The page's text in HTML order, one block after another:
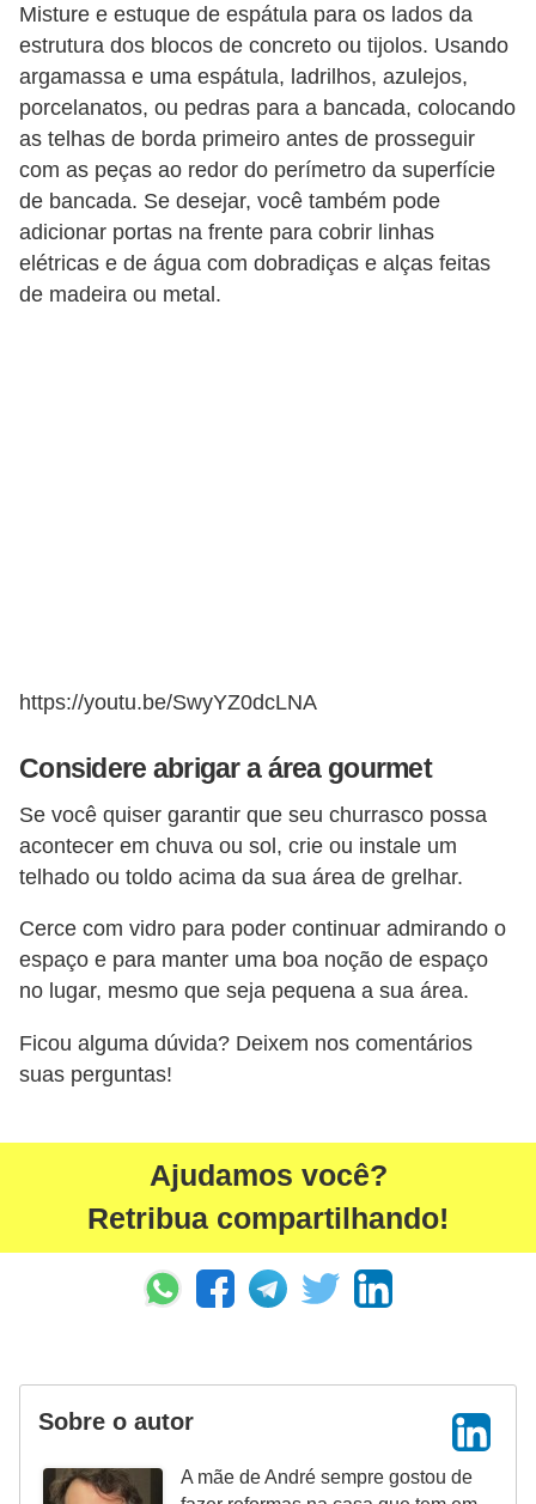
Misture e estuque de espátula para os lados da
estrutura dos blocos de concreto ou tijolos. Usando
argamassa e uma espátula, ladrilhos, azulejos,
porcelanatos, ou pedras para a bancada, colocando
as telhas de borda primeiro antes de prosseguir
com as peças ao redor do perímetro da superfície
de bancada. Se desejar, você também pode
adicionar portas na frente para cobrir linhas
elétricas e de água com dobradiças e alças feitas
de madeira ou metal.
https://youtu.be/SwyYZ0dcLNA
Considere abrigar a área gourmet
Se você quiser garantir que seu churrasco possa
acontecer em chuva ou sol, crie ou instale um
telhado ou toldo acima da sua área de grelhar.
Cerce com vidro para poder continuar admirando o
espaço e para manter uma boa noção de espaço
no lugar, mesmo que seja pequena a sua área.
Ficou alguma dúvida? Deixem nos comentários
suas perguntas!
Ajudamos você?
Retribua compartilhando!
Sobre o autor
A mãe de André sempre gostou de